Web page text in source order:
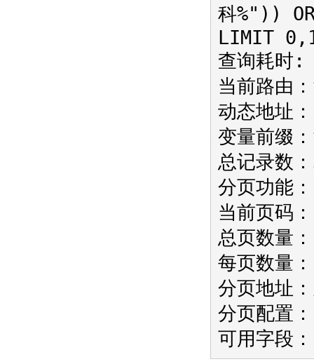
科%"))
LIMIT
查询耗时
当前路由
动态地址
变量前缀
总记录数
分页功能
当前页码
总页数量
每页数量
分页地址
分页配置：
可用字段